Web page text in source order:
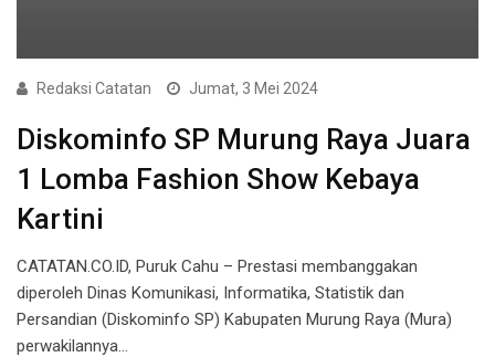
Redaksi Catatan Jumat, 3 Mei 2024
Diskominfo SP Murung Raya Juara
1 Lomba Fashion Show Kebaya
Kartini
CATATAN.CO.ID, Puruk Cahu – Prestasi membanggakan
diperoleh Dinas Komunikasi, Informatika, Statistik dan
Persandian (Diskominfo SP) Kabupaten Murung Raya (Mura)
perwakilannya…